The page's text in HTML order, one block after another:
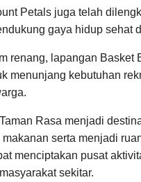
Petals juga telah
gaya hidup sehat
renang, lapangan Basket
menunjang kebutuhan
Rasa menjadi
serta menjadi
menciptakan pusat
sekitar.